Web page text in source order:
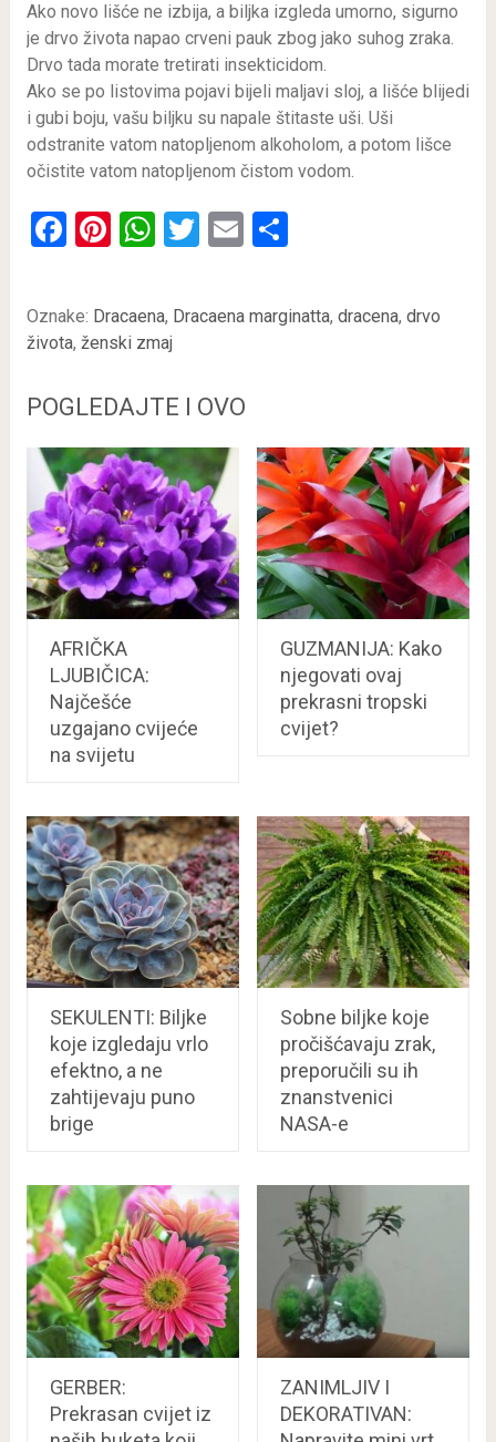
Ako novo lišće ne izbija, a biljka izgleda umorno, sigurno
je drvo života napao crveni pauk zbog jako suhog zraka.
Drvo tada morate tretirati insekticidom.
Ako se po listovima pojavi bijeli maljavi sloj, a lišće blijedi
i gubi boju, vašu biljku su napale štitaste uši. Uši
odstranite vatom natopljenom alkoholom, a potom lišce
očistite vatom natopljenom čistom vodom.
Facebook
Pinterest
WhatsApp
Twitter
EmailShare
Oznake: Dracaena, Dracaena marginatta, dracena, drvo
života, ženski zmaj
POGLEDAJTE I OVO
AFRIČKA
LJUBIČICA:
Najčešće
uzgajano cvijeće
na svijetu
GUZMANIJA: Kako
njegovati ovaj
prekrasni tropski
cvijet?
SEKULENTI: Biljke
koje izgledaju vrlo
efektno, a ne
zahtijevaju puno
brige
Sobne biljke koje
pročišćavaju zrak,
preporučili su ih
znanstvenici
NASA-e
GERBER:
Prekrasan cvijet iz
ZANIMLJIV I
DEKORATIVAN: